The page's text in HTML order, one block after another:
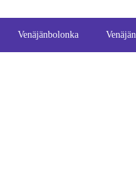
Venäjänbolonka